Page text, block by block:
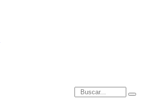
Introduce términos de